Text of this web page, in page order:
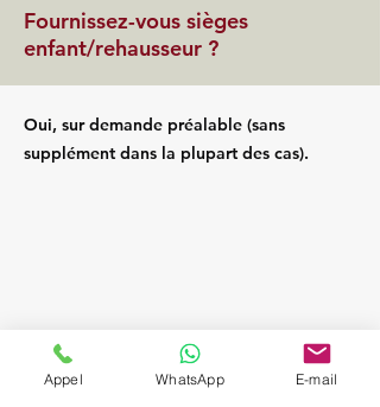
Fournissez-vous sièges
enfant/rehausseur ?
Oui, sur demande préalable (sans
supplément dans la plupart des cas).
Appel WhatsApp E-mail